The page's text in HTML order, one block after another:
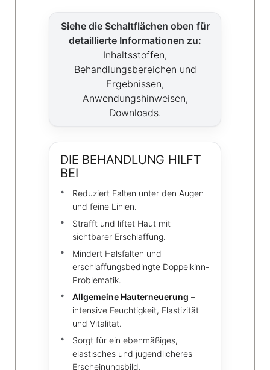
Siehe die Schaltflächen oben für
detaillierte Informationen zu:
Inhaltsstoffen,
Behandlungsbereichen und
Ergebnissen,
Anwendungshinweisen,
Downloads.
DIE BEHANDLUNG HILFT
BEI
Reduziert Falten unter den Augen
und feine Linien.
Strafft und liftet Haut mit
sichtbarer Erschlaffung.
Mindert Halsfalten und
erschlaffungsbedingte Doppelkinn-
Problematik.
Allgemeine Hauterneuerung –
intensive Feuchtigkeit, Elastizität
und Vitalität.
Sorgt für ein ebenmäßiges,
elastisches und jugendlicheres
Erscheinungsbild.